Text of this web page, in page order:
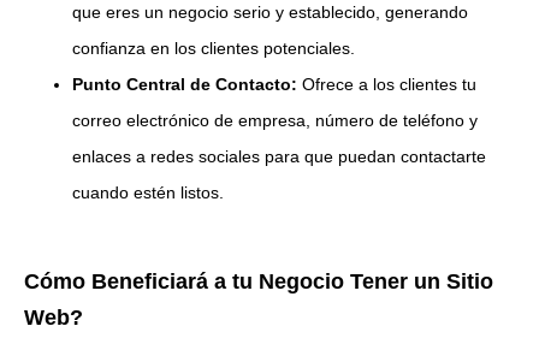
que eres un negocio serio y establecido, generando
confianza en los clientes potenciales.
Punto Central de Contacto: Ofrece a los clientes tu
correo electrónico de empresa, número de teléfono y
enlaces a redes sociales para que puedan contactarte
cuando estén listos.
Cómo Beneficiará a tu Negocio Tener un Sitio
Web?